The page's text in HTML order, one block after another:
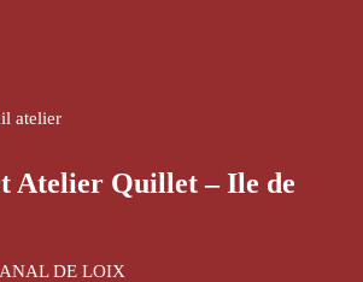
atelier
Atelier Quillet – Ile de
DE LOIX